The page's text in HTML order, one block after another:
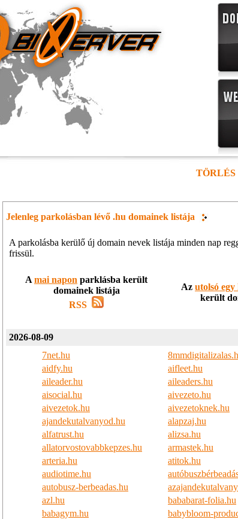
Jelenleg parkolásban lévő .hu domainek listája
A parkolásba kerülő új domain nevek listája minden nap
frissül.
A mai napon parklásba került
domainek listája
RSS
Az utolsó egy
került
2026-08-09
7net.hu
aidfy.hu
aifleet.hu
aileader.hu
aileaders.hu
aisocial.hu
aivezeto.hu
aivezetok.hu
aivezetoknek.hu
ajandekutalvanyod.hu
alapzaj.hu
alfatrust.hu
alizsa.hu
allatorvostovabbkepzes.hu
armastek.hu
arteria.hu
atitok.hu
audiotime.hu
autobusz-berbeadas.hu
azl.hu
bababarat-folia.hu
babagym.hu
babybloom-